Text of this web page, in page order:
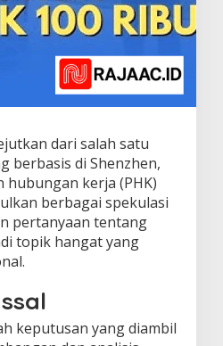
dari salah satu
berbasis di Shenzhen,
kerja (PHK)
berbagai spekulasi
pertanyaan tentang
topik hangat yang
keputusan yang diambil